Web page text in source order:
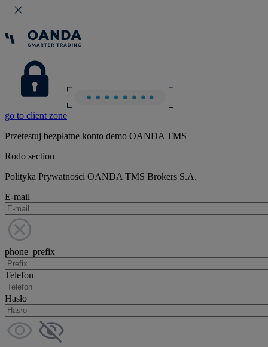
go to client zone
Przetestuj bezpłatne konto demo OANDA TMS
Rodo section
Polityka Prywatności OANDA TMS Brokers S.A.
E-mail
phone_prefix
Telefon
Hasło